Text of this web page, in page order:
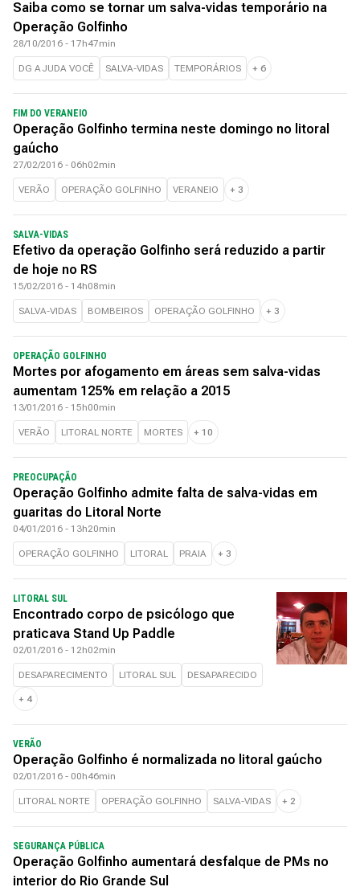
Saiba como se tornar um salva-vidas temporário na
Operação Golfinho
28/10/2016 - 17h47min
DG AJUDA VOCÊ SALVA-VIDAS TEMPORÁRIOS + 6
FIM DO VERANEIO
Operação Golfinho termina neste domingo no litoral
gaúcho
27/02/2016 - 06h02min
VERÃO OPERAÇÃO GOLFINHO VERANEIO + 3
SALVA-VIDAS
Efetivo da operação Golfinho será reduzido a partir
de hoje no RS
15/02/2016 - 14h08min
SALVA-VIDAS BOMBEIROS OPERAÇÃO GOLFINHO + 3
OPERAÇÃO GOLFINHO
Mortes por afogamento em áreas sem salva-vidas
aumentam 125% em relação a 2015
13/01/2016 - 15h00min
VERÃO LITORAL NORTE MORTES + 10
PREOCUPAÇÃO
Operação Golfinho admite falta de salva-vidas em
guaritas do Litoral Norte
04/01/2016 - 13h20min
OPERAÇÃO GOLFINHO LITORAL PRAIA + 3
LITORAL SUL
Encontrado corpo de psicólogo que
praticava Stand Up Paddle
02/01/2016 - 12h02min
DESAPARECIMENTO LITORAL SUL DESAPARECIDO
+ 4
VERÃO
Operação Golfinho é normalizada no litoral gaúcho
02/01/2016 - 00h46min
LITORAL NORTE OPERAÇÃO GOLFINHO SALVA-VIDAS + 2
SEGURANÇA PÚBLICA
Operação Golfinho aumentará desfalque de PMs no
interior do Rio Grande Sul